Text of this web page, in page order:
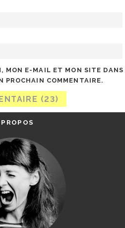
MON E-MAIL ET MON SITE DANS
PROCHAIN COMMENTAIRE.